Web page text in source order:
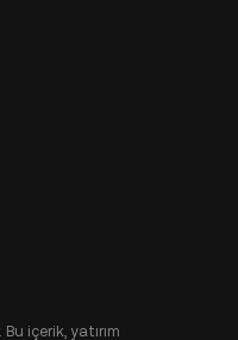
içerik, yatırım